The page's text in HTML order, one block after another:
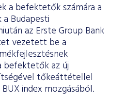
a befektetők számára a
Budapesti
az Erste Group Bank
vezetett be a
befektetők az új
tőkeáttétellel
index mozgásából.